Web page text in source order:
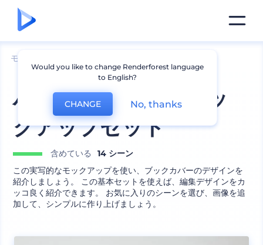
モックアップ
ハードカバー本のモッ
クアップセット
含めている
14 シーン
この実写的なモックアップを使い、ブックカバーのデザインを
紹介しましょう。 この基本セットを使えば、編集デザインをカ
ッコ良く紹介できます。 お気に入りのシーンを選び、画像を追
加して、シンプルに作り上げましょう。
Would you like to change Renderforest language
to English?
CHANGE No, thanks